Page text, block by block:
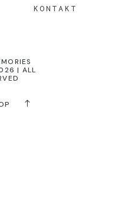
KONTAKT
| ALL